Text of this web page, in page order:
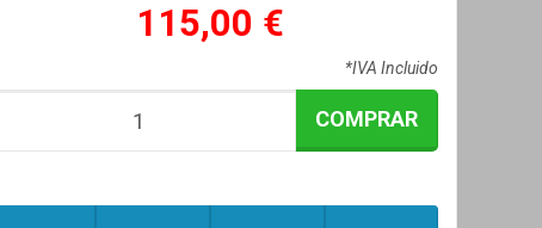
115,00 €
*IVA Incluido
COMPRAR